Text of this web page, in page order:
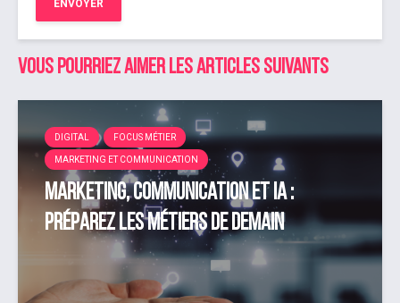
Vous pourriez aimer les articles suivants
DIGITAL FOCUS MÉTIER
MARKETING ET COMMUNICATION
Marketing, Communication et IA :
préparez les métiers de demain